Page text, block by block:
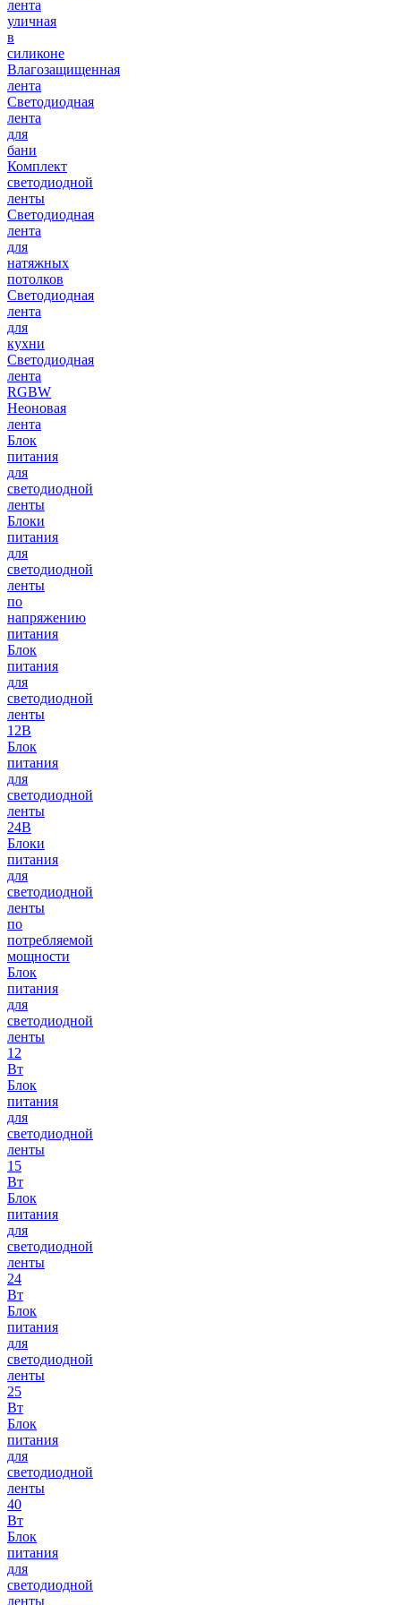
лента
уличная
в
силиконе
Влагозащищенная
лента
Светодиодная
лента
для
бани
Комплект
светодиодной
ленты
Светодиодная
лента
для
натяжных
потолков
Светодиодная
лента
для
кухни
Светодиодная
лента
RGBW
Неоновая
лента
Блок
питания
для
светодиодной
ленты
Блоки
питания
для
светодиодной
ленты
по
напряжению
питания
Блок
питания
для
светодиодной
ленты
12В
Блок
питания
для
светодиодной
ленты
24В
Блоки
питания
для
светодиодной
ленты
по
потребляемой
мощности
Блок
питания
для
светодиодной
ленты
12
Вт
Блок
питания
для
светодиодной
ленты
15
Вт
Блок
питания
для
светодиодной
ленты
24
Вт
Блок
питания
для
светодиодной
ленты
25
Вт
Блок
питания
для
светодиодной
ленты
40
Вт
Блок
питания
для
светодиодной
ленты